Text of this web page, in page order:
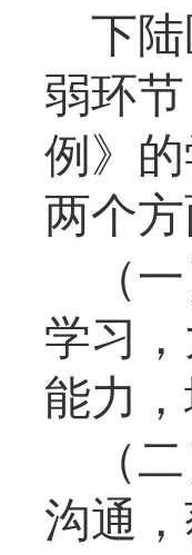
下
弱环
例》
两个方
（一
学习，
能力
（二
沟通